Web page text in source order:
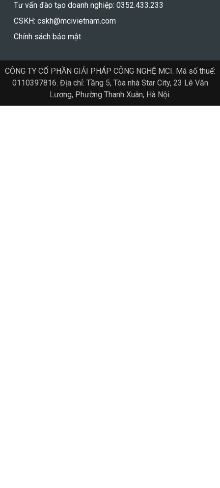
Tư vấn đào tạo doanh nghiệp: 0352.433.233
CSKH: cskh@mcivietnam.com
Chính sách bảo mật
CÔNG TY CỔ PHẦN GIẢI PHÁP CÔNG NGHỆ MCI. Mã số thuế:
0110397816. Địa chỉ: Tầng 5, Tòa nhà Star City, 23 Lê Văn
Lương, Phường Thanh Xuân, Hà Nội.